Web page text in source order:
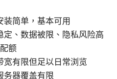
装简单，基本可用
定、数据被限、隐私风险高
额
宽有限但足以日常浏览
务器覆盖有限